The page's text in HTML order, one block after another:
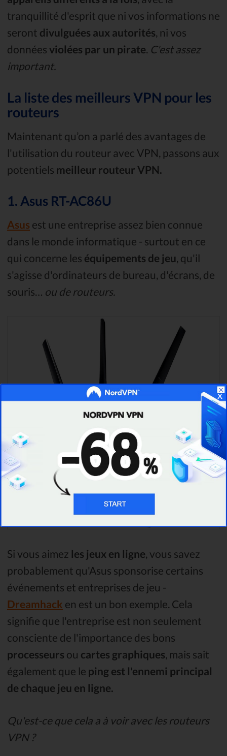
tranquillité d'esprit que ni vos informations ne
seront divulguées aux autorités, ni vos
données violées par un pirate. C'est assez
important.
La liste des meilleurs VPN pour les
routeurs
Maintenant qu’on a parlé des avantages de
l'utilisation du routeur avec VPN, passons aux
potentiels meilleur routeur VPN.
1. Asus RT-AC86U
Asus est une entreprise assez bien connue
dans le monde informatique - surtout en ce
qui concerne les équipements de jeu, qu'il
s'agisse d'ordinateurs de bureau, d'écrans, de
souris… ou de routeurs.
Si vous aimez les jeux en ligne , vous savez
probablement qu'Asus sponsorise certains
événements et entreprises de jeu -
Dreamhack en est un bon exemple. Cela
signifie que l'entreprise est non seulement
consciente de l'importance des bons
processeurs ou cartes graphiques , mais sait
également que le ping est l'ennemi principal
de chaque jeu en ligne.
Qu'est-ce que cela a à voir avec les routeurs
VPN ?
x